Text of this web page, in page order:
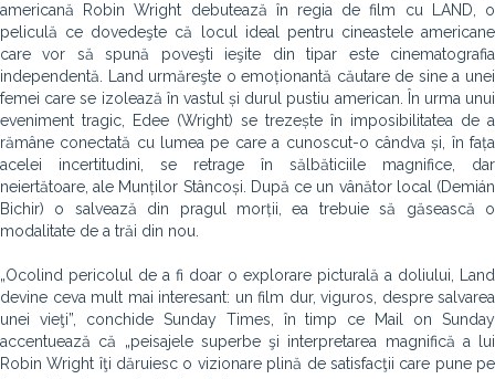
americană Robin Wright debutează în regia de film cu LAND, o
peliculă ce dovedeşte că locul ideal pentru cineastele americane
care vor să spună poveşti ieşite din tipar este cinematografia
independentă. Land urmăreşte o emoționantă căutare de sine a unei
femei care se izolează în vastul și durul pustiu american. În urma unui
eveniment tragic, Edee (Wright) se trezește în imposibilitatea de a
rămâne conectată cu lumea pe care a cunoscut-o cândva și, în fața
acelei incertitudini, se retrage în sălbăticiile magnifice, dar
neiertătoare, ale Munților Stâncoși. După ce un vânător local (Demián
Bichir) o salvează din pragul morții, ea trebuie să găsească o
modalitate de a trăi din nou.
„Ocolind pericolul de a fi doar o explorare picturală a doliului, Land
devine ceva mult mai interesant: un film dur, viguros, despre salvarea
unei vieţi”, conchide Sunday Times, în timp ce Mail on Sunday
accentuează că „peisajele superbe şi interpretarea magnifică a lui
Robin Wright îţi dăruiesc o vizionare plină de satisfacţii care pune pe